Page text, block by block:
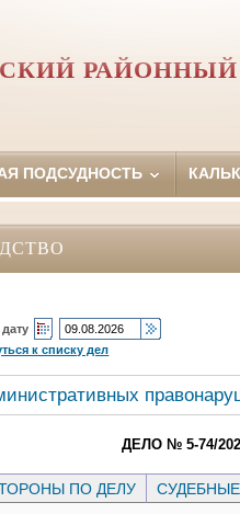
РАЙОННЫЙ
ПОДСУДНОСТЬ
к списку дел
ДЕЛО № 5-74/
ПО ДЕЛУ